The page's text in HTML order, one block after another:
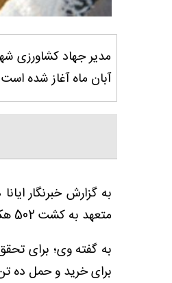
مدیر جهاد کشاورزی
آبان ماه آغاز شده
به گزارش خبرنگار
متعهد به کشت 502 هکتار گندم و 750 هکتار جو در اراضی زراعی شهرستان نی ریز شده ایم.
برای خرید و حمل ده